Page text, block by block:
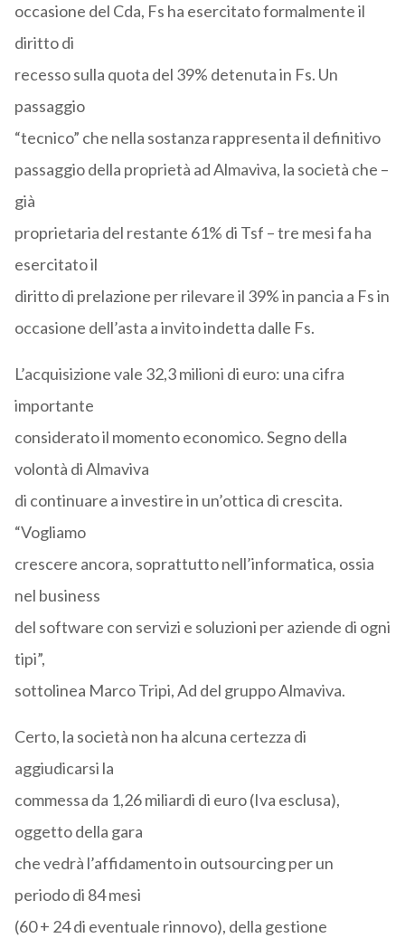
occasione del Cda, Fs ha esercitato formalmente il
diritto di
recesso sulla quota del 39% detenuta in Fs. Un
passaggio
“tecnico” che nella sostanza rappresenta il definitivo
passaggio della proprietà ad Almaviva, la società che –
già
proprietaria del restante 61% di Tsf – tre mesi fa ha
esercitato il
diritto di prelazione per rilevare il 39% in pancia a Fs in
occasione dell’asta a invito indetta dalle Fs.
L’acquisizione vale 32,3 milioni di euro: una cifra
importante
considerato il momento economico. Segno della
volontà di Almaviva
di continuare a investire in un’ottica di crescita.
“Vogliamo
crescere ancora, soprattutto nell’informatica, ossia
nel business
del software con servizi e soluzioni per aziende di ogni
tipi”,
sottolinea Marco Tripi, Ad del gruppo Almaviva.
Certo, la società non ha alcuna certezza di
aggiudicarsi la
commessa da 1,26 miliardi di euro (Iva esclusa),
oggetto della gara
che vedrà l’affidamento in outsourcing per un
periodo di 84 mesi
(60 + 24 di eventuale rinnovo), della gestione